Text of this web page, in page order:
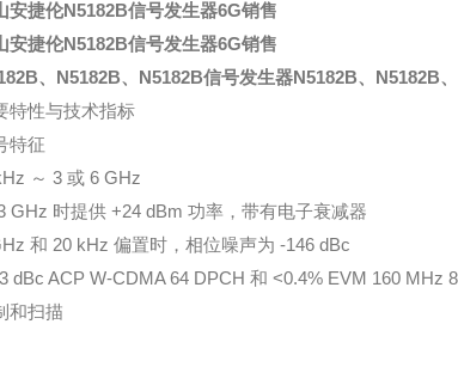
安捷伦N5182B信号发生器6G销售
安捷伦N5182B信号发生器6G销售
、N5182B、N5182B信号发生器N5182B、N5182B
特性与技术指标
特征
～ 3 或 6 GHz
GHz 时提供 +24 dBm 功率，带有电子衰减器
和 20 kHz 偏置时，相位噪声为 -146 dBc
dBc ACP W-CDMA 64 DPCH 和 <0.4% EVM 160 MHz
和扫描